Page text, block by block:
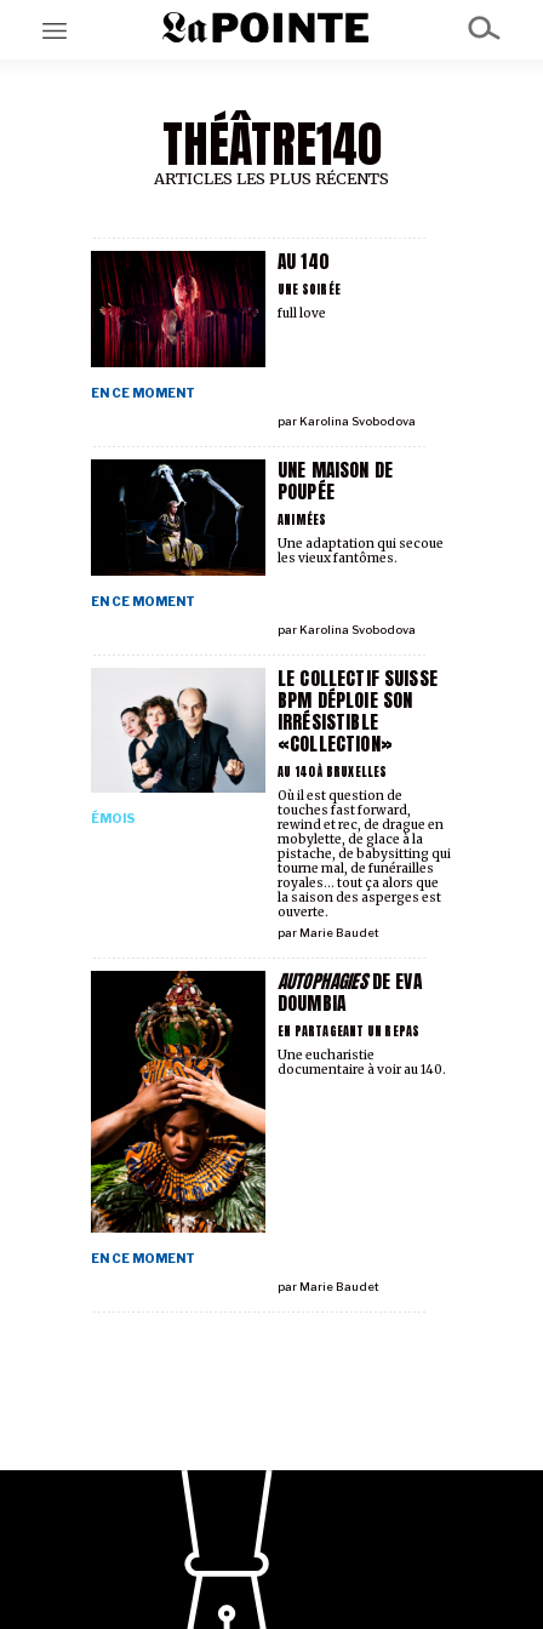
EN CE MOMENT
GRAND ANGLE
AU LARGE
À PROPOS
NOS PARTENAIRES
THÉÂTRE140
ARTICLES LES PLUS RÉCENTS
AU 140
UNE SOIRÉE
EN CE MOMENT
parKarolina Svobodova
full love
UNE MAISON DE
POUPÉE
ANIMÉES
EN CE MOMENT
parKarolina Svobodova
Une adaptation qui secoue
les vieux fantômes.
LE COLLECTIF SUISSE
BPM DÉPLOIE SON
IRRÉSISTIBLE
«COLLECTION»
AU 140 À BRUXELLES
ÉMOIS
parMarie Baudet
Où il est question de
touches fast forward,
rewind et rec, de drague en
mobylette, de glace à la
pistache, de babysitting qui
tourne mal, de funérailles
royales... tout ça alors que
la saison des asperges est
ouverte.
AUTOPHAGIESDE EVA
DOUMBIA
EN PARTAGEANT UN REPAS
EN CE MOMENT
parMarie Baudet
Une eucharistie
documentaire à voir au 140.